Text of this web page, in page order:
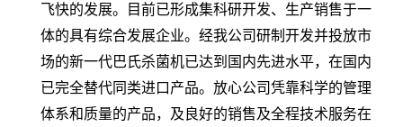
飞快的发展。目前已形成集科研开发、生产销售于一
体的具有综合发展企业。经我公司研制开发并投放市
场的新一代巴氏杀菌机已达到国内先进水平，在国内
已完全替代同类进口产品。放心公司凭靠科学的管理
体系和质量的产品，及良好的销售及全程技术服务在